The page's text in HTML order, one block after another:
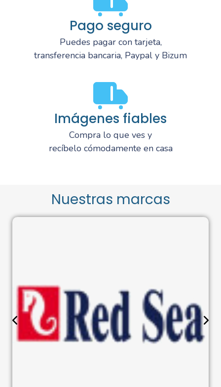
Pago seguro
Puedes pagar con tarjeta,
transferencia bancaria, Paypal y Bizum
Imágenes fiables
Compra lo que ves y
recíbelo cómodamente en casa
Nuestras marcas